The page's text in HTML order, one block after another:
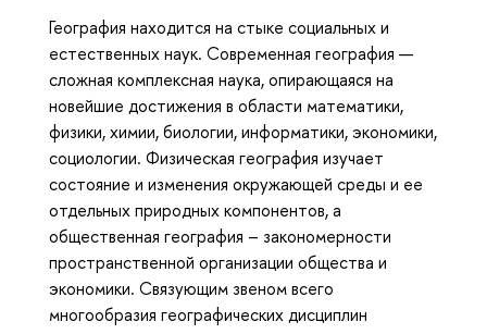
География находится на стыке социальных и
естественных наук. Современная география —
сложная комплексная наука, опирающаяся на
новейшие достижения в области математики,
физики, химии, биологии, информатики, экономики,
социологии. Физическая география изучает
состояние и изменения окружающей среды и ее
отдельных природных компонентов, а
общественная география – закономерности
пространственной организации общества и
экономики. Связующим звеном всего
многообразия географических дисциплин